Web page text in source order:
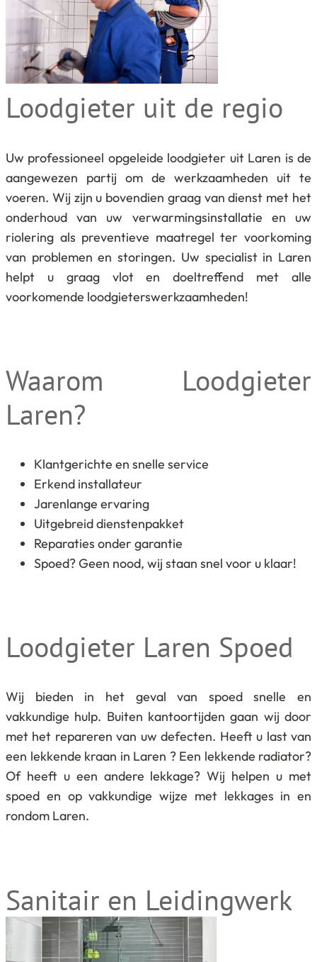
Loodgieter uit de regio
Uw professioneel opgeleide loodgieter uit Laren is de
aangewezen partij om de werkzaamheden uit te
voeren. Wij zijn u bovendien graag van dienst met het
onderhoud van uw verwarmingsinstallatie en uw
riolering als preventieve maatregel ter voorkoming
van problemen en storingen. Uw specialist in Laren
helpt u graag vlot en doeltreffend met alle
voorkomende loodgieterswerkzaamheden!
Waarom Loodgieter
Laren?
Klantgerichte en snelle service
Erkend installateur
Jarenlange ervaring
Uitgebreid dienstenpakket
Reparaties onder garantie
Spoed? Geen nood, wij staan snel voor u klaar!
Loodgieter Laren Spoed
Wij bieden in het geval van spoed snelle en
vakkundige hulp. Buiten kantoortijden gaan wij door
met het repareren van uw defecten. Heeft u last van
een lekkende kraan in Laren ? Een lekkende radiator?
Of heeft u een andere lekkage? Wij helpen u met
spoed en op vakkundige wijze met lekkages in en
rondom Laren.
Sanitair en Leidingwerk